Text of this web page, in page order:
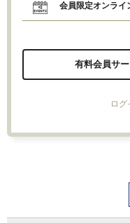
会員限定オンライ
有料会員サ
ロ